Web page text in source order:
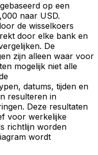
op een
naar USD.
de wisselkoers
door elke bank en
De
zijn alleen waar voor
mogelijk niet alle
datums, tijden en
resulteren in
Deze resultaten
voor werkelijke
richtlijn worden
wordt